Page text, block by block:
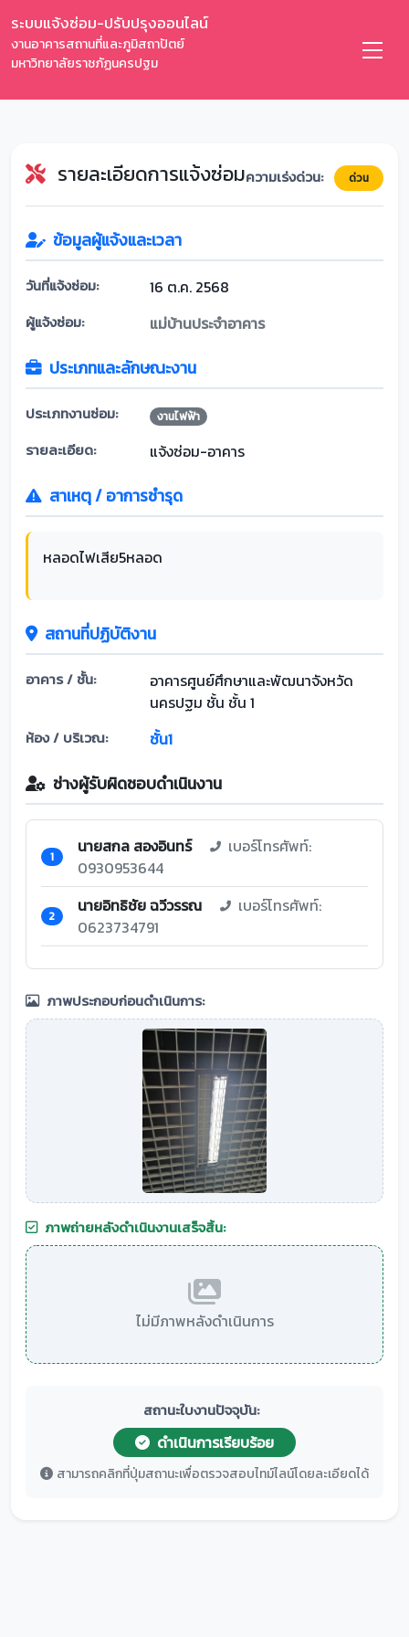
ระบบแจ้งซ่อม-ปรับปรุงออนไลน์
งานอาคารสถานที่และภูมิสถาปัตย์
มหาวิทยาลัยราชภัฏนครปฐม
รายละเอียดการแจ้งซ่อมความเร่งด่วน: ด่วน
ข้อมูลผู้แจ้งและเวลา
วันที่แจ้งซ่อม: 16 ต.ค. 2568
ผู้แจ้งซ่อม: แม่บ้านประจำอาคาร
ประเภทและลักษณะงาน
ประเภทงานซ่อม: งานไฟฟ้า
รายละเอียด: แจ้งซ่อม-อาคาร
สาเหตุ / อาการชำรุด
หลอดไฟเสีย5หลอด
สถานที่ปฏิบัติงาน
อาคาร / ชั้น:
อาคารศูนย์ศึกษาและพัฒนาจังหวัด
นครปฐม ชั้น ชั้น 1
ห้อง / บริเวณ: ชั้น1
ช่างผู้รับผิดชอบดำเนินงาน
1 นายสกล สองอินทร์
เบอร์โทรศัพท์:
0930953644
2 นายอิทธิชัย ฉวีวรรณ
เบอร์โทรศัพท์:
0623734791
ภาพประกอบก่อนดำเนินการ:
ภาพถ่ายหลังดำเนินงานเสร็จสิ้น:
ไม่มีภาพหลังดำเนินการ
สถานะใบงานปัจจุบัน:
ดำเนินการเรียบร้อย
สามารถคลิกที่ปุ่มสถานะเพื่อตรวจสอบไทม์ไลน์โดยละเอียดได้